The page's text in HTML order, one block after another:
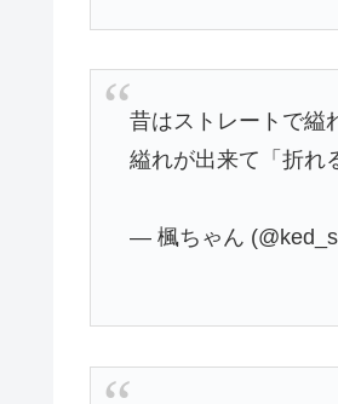
昔はストレートで縊
縊れが出来て「折れ
— 楓ちゃん